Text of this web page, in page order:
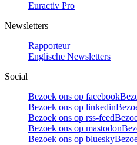
Euractiv Pro
Newsletters
Rapporteur
Englische Newsletters
Social
Bezoek ons op facebook
Bezoek ons op linkedin
Bezoek ons op rss-feed
Bezoek ons op mastodon
Bezoek ons op bluesky